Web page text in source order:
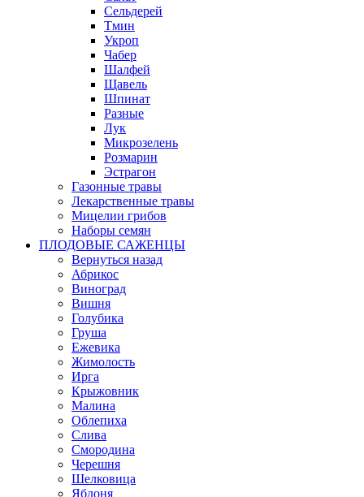
Сельдерей
Тмин
Укроп
Чабер
Шалфей
Щавель
Шпинат
Разные
Лук
Микрозелень
Розмарин
Эстрагон
Газонные травы
Лекарственные травы
Мицелии грибов
Наборы семян
ПЛОДОВЫЕ САЖЕНЦЫ
Вернуться назад
Абрикос
Виноград
Вишня
Голубика
Груша
Ежевика
Жимолость
Ирга
Крыжовник
Малина
Облепиха
Слива
Смородина
Черешня
Шелковица
Яблоня